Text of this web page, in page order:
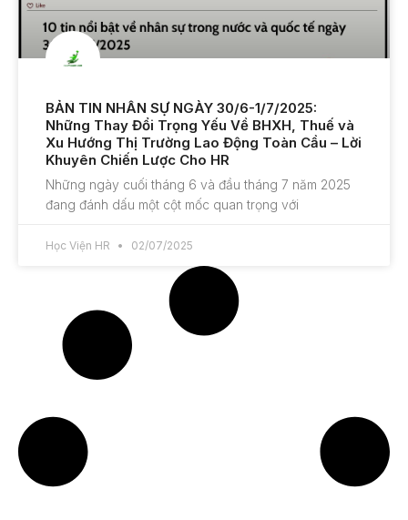
BẢN TIN NHÂN SỰ NGÀY 30/6-1/7/2025:
Những Thay Đổi Trọng Yếu Về BHXH, Thuế và
Xu Hướng Thị Trường Lao Động Toàn Cầu – Lời
Khuyên Chiến Lược Cho HR
Những ngày cuối tháng 6 và đầu tháng 7 năm 2025
đang đánh dấu một cột mốc quan trọng với
Học Viện HR 02/07/2025